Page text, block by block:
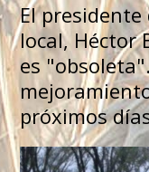
El presidente
local, Héctor
es
próximos